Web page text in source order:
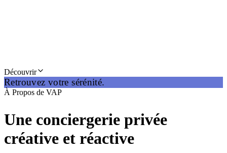
Découvrir
Retrouvez votre sérénité.
À Propos de VAP
Une conciergerie privée
créative et réactive